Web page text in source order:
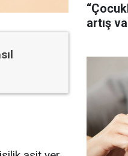
artış